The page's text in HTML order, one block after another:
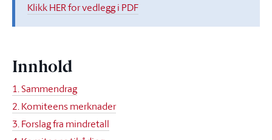
Klikk HER for vedlegg i PDF
Innhold
1. Sammendrag
2. Komiteens merknader
3. Forslag fra mindretall